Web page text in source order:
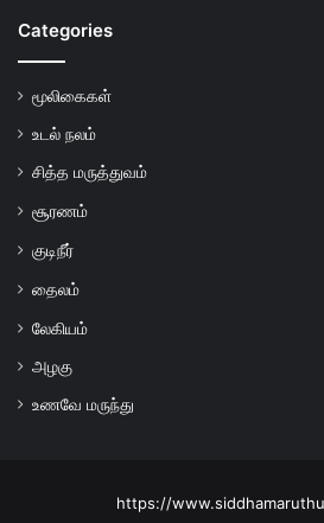
Categories
மூலிகைகள்
உடல் நலம்
சித்த மருத்துவம்
சூரணம்
குடிநீர்
தைலம்
லேகியம்
அழகு
உணவே மருந்து
https://